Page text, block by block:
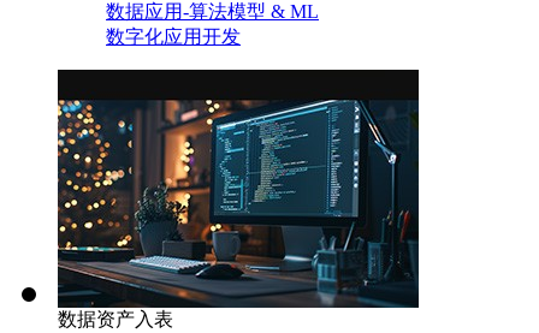
数据应用-算法模型 & ML
数字化应用开发
数据资产入表